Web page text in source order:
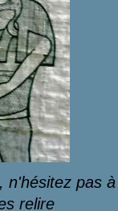
n'hésitez pas à
relire